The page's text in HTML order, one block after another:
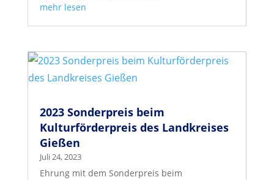
mehr lesen
2023 Sonderpreis beim
Kulturförderpreis des Landkreises
Gießen
Juli 24, 2023
Ehrung mit dem Sonderpreis beim